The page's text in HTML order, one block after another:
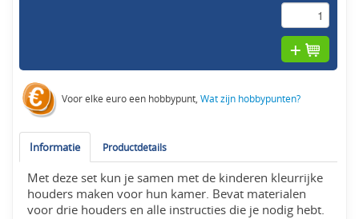
Voor elke euro een hobbypunt,Wat zijn hobbypunten?
Informatie Productdetails
Met deze set kun je samen met de kinderen kleurrijke
houders maken voor hun kamer. Bevat materialen
voor drie houders en alle instructies die je nodig hebt.